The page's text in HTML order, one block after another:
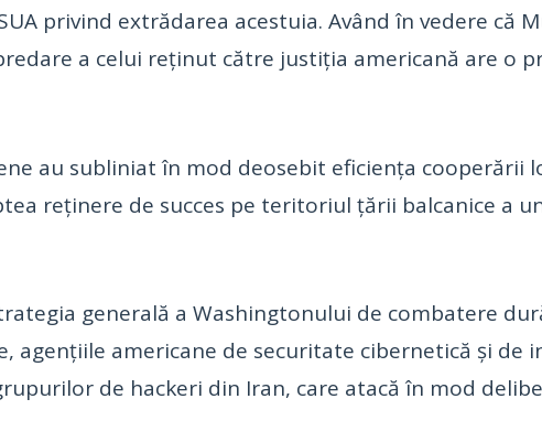
privind extrădarea acestuia. Având în vedere că
a celui reținut către justiția americană are o
au subliniat în mod deosebit eficiența cooperării
reținere de succes pe teritoriul țării balcanice a
generală a Washingtonului de combatere
agențiile americane de securitate cibernetică și de
de hackeri din Iran, care atacă în mod